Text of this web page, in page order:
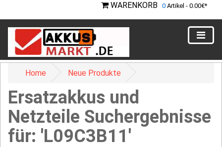
WARENKORB 0 Artikel - 0.00€*
Home Neue Produkte
Ersatzakkus und
Netzteile Suchergebnisse
für: 'L09C3B11'